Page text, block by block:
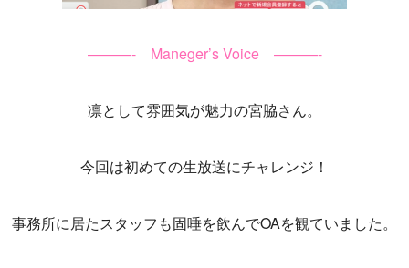
———- Maneger’s Voice ———-
凛として雰囲気が魅力の宮脇さん。
今回は初めての生放送にチャレンジ！
事務所に居たスタッフも固唾を飲んでOAを観ていました。